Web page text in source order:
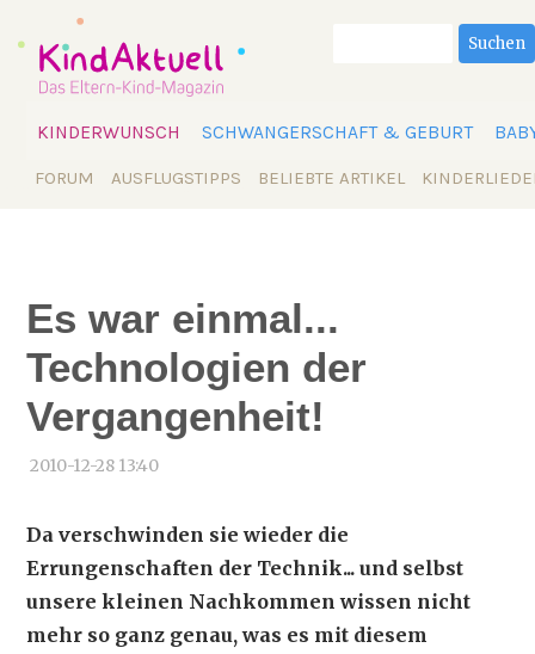
überspringen
KINDERWUNSCH SCHWANGERSCHAFT & GEBURT
Navigation
FORUM AUSFLUGSTIPPS BELIEBTE ARTIKEL
Suchen
Es war einmal...
Technologien der
Vergangenheit!
2010-12-28 13:40
Da verschwinden sie wieder die
Errungenschaften der Technik... und selbst
unsere kleinen Nachkommen wissen nicht
mehr so ganz genau, was es mit diesem